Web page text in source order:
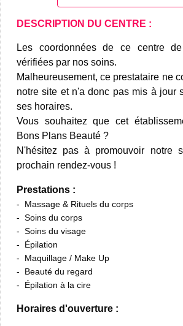
DESCRIPTION DU CENTRE :
Les coordonnées de ce centre
vérifiées par nos soins.
Malheureusement, ce prestataire ne
notre site et n'a donc pas mis à jour
ses horaires.
Vous souhaitez que cet
Bons Plans Beauté ?
N'hésitez pas à promouvoir notre
prochain rendez-vous !
Prestations :
Massage & Rituels du corps
Soins du corps
Soins du visage
Épilation
Maquillage / Make Up
Beauté du regard
Épilation à la cire
Horaires d'ouverture :